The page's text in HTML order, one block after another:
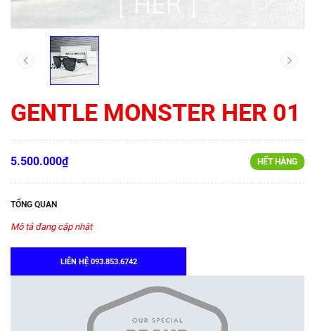
GENTLE MONSTER HER 01
5.500.000₫ HẾT HÀNG
TỔNG QUAN
Mô tả đang cập nhật
LIÊN HỆ 093.853.6742